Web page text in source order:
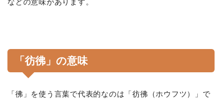
などの意味があります。
「彷彿」の意味
「彿」を使う言葉で代表的なのは「彷彿（ホウフツ）」で